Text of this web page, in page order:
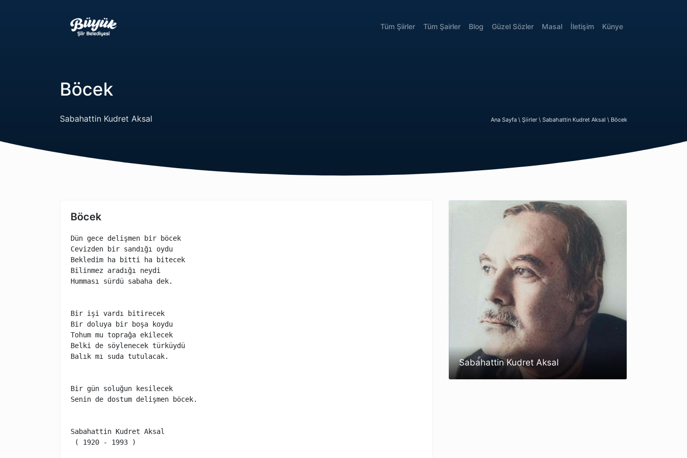
Tüm Şiirler Tüm Şairler Blog Güzel Sözler Masal İletişim Künye
Böcek
Sabahattin Kudret Aksal Ana Sayfa \ Şiirler \ Sabahattin Kudret Aksal \ Böcek
Böcek
Dün gece delişmen bir böcek
Cevizden bir sandığı oydu
Bekledim ha bitti ha bitecek
Bilinmez aradığı neydi
Humması sürdü sabaha dek.
Bir işi vardı bitirecek
Bir doluya bir boşa koydu
Tohum mu toprağa ekilecek
Belki de söylenecek türküydü
Balık mı suda tutulacak.
Bir gün soluğun kesilecek
Senin de dostum delişmen böcek.
Sabahattin Kudret Aksal
Sabahattin Kudret Aksal